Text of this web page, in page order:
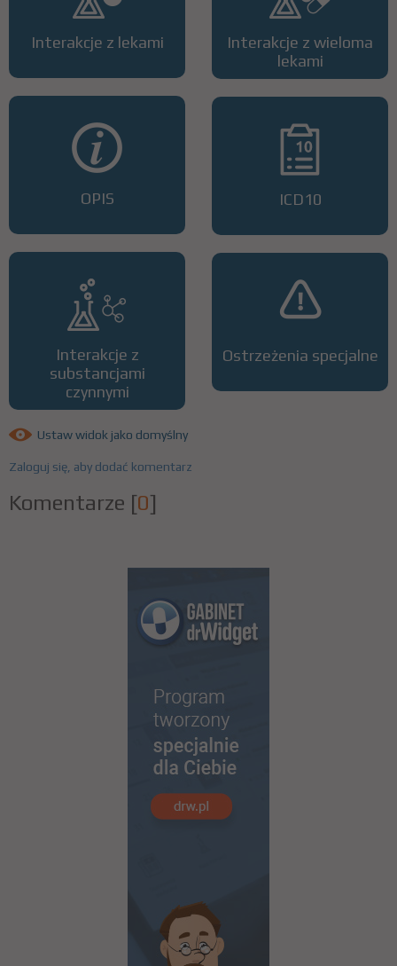
Interakcje z lekami
OPIS
Interakcje z
substancjami
czynnymi
Interakcje z wieloma
lekami
ICD10
Ostrzeżenia specjalne
Ustaw widok jako domyślny
Zaloguj się, aby dodać komentarz
Komentarze [0]